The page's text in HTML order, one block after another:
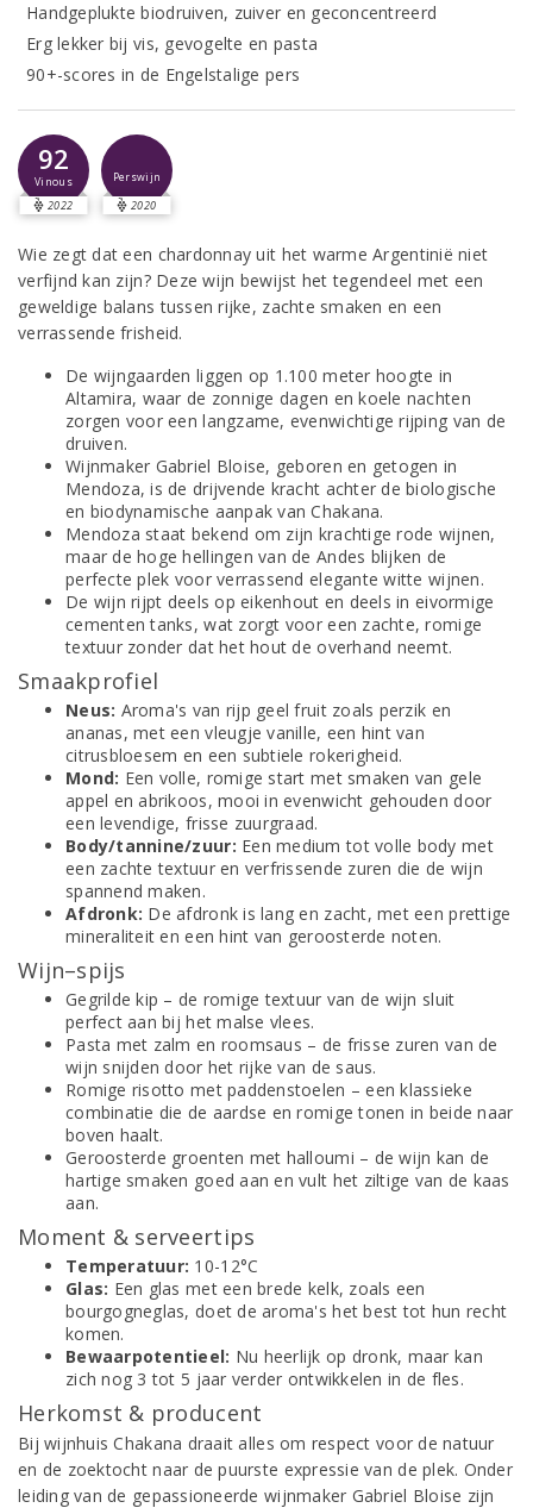
Handgeplukte biodruiven, zuiver en geconcentreerd
Erg lekker bij vis, gevogelte en pasta
90+-scores in de Engelstalige pers
92
Vinous
2022
Perswijn
2020
Wie zegt dat een chardonnay uit het warme Argentinië niet
verfijnd kan zijn? Deze wijn bewijst het tegendeel met een
geweldige balans tussen rijke, zachte smaken en een
verrassende frisheid.
De wijngaarden liggen op 1.100 meter hoogte in
Altamira, waar de zonnige dagen en koele nachten
zorgen voor een langzame, evenwichtige rijping van de
druiven.
Wijnmaker Gabriel Bloise, geboren en getogen in
Mendoza, is de drijvende kracht achter de biologische
en biodynamische aanpak van Chakana.
Mendoza staat bekend om zijn krachtige rode wijnen,
maar de hoge hellingen van de Andes blijken de
perfecte plek voor verrassend elegante witte wijnen.
De wijn rijpt deels op eikenhout en deels in eivormige
cementen tanks, wat zorgt voor een zachte, romige
textuur zonder dat het hout de overhand neemt.
Smaakprofiel
Neus: Aroma's van rijp geel fruit zoals perzik en
ananas, met een vleugje vanille, een hint van
citrusbloesem en een subtiele rokerigheid.
Mond: Een volle, romige start met smaken van gele
appel en abrikoos, mooi in evenwicht gehouden door
een levendige, frisse zuurgraad.
Body/tannine/zuur: Een medium tot volle body met
een zachte textuur en verfrissende zuren die de wijn
spannend maken.
Afdronk: De afdronk is lang en zacht, met een prettige
mineraliteit en een hint van geroosterde noten.
Wijn–spijs
Gegrilde kip – de romige textuur van de wijn sluit
perfect aan bij het malse vlees.
Pasta met zalm en roomsaus – de frisse zuren van de
wijn snijden door het rijke van de saus.
Romige risotto met paddenstoelen – een klassieke
combinatie die de aardse en romige tonen in beide naar
boven haalt.
Geroosterde groenten met halloumi – de wijn kan de
hartige smaken goed aan en vult het ziltige van de kaas
aan.
Moment & serveertips
Temperatuur: 10-12°C
Glas: Een glas met een brede kelk, zoals een
bourgogneglas, doet de aroma's het best tot hun recht
komen.
Bewaarpotentieel: Nu heerlijk op dronk, maar kan
zich nog 3 tot 5 jaar verder ontwikkelen in de fles.
Herkomst & producent
Bij wijnhuis Chakana draait alles om respect voor de natuur
en de zoektocht naar de puurste expressie van de plek. Onder
leiding van de gepassioneerde wijnmaker Gabriel Bloise zijn